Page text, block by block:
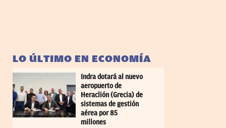
LO ÚLTIMO EN ECONOMÍA
Indra dotará al nuevo
aeropuerto de
Heraclión (Grecia) de
sistemas de gestión
aérea por 85
millones